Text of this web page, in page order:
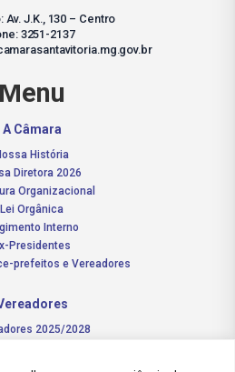
Av. J.K., 130 – Centro
3251-2137
Menu
A Câmara
História
Diretora 2026
Organizacional
Lei Orgânica
Interno
Presidentes
prefeitos e Vereadores
2025/2028